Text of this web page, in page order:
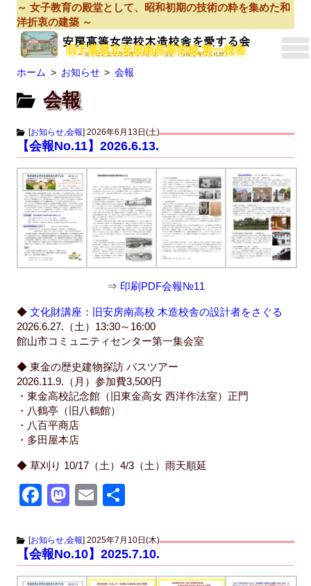
～ 女子教育の殿堂として、昭和初期の技術の粋を集めた和
洋折衷の建築 ～
旧千葉県立安房南高等学校 第一校舎
ホーム お知らせ 会報
会報
[お知らせ,会報] 2026年6月13日(土)
【会報No.11】2026.6.13.
⇒ 印刷PDF会報№11
◆ 文化財講座：旧安房南高校 木造校舎の設計者をさぐる
2026.6.27.（土）13:30～16:00
館山市コミュニティセンター第一集会室
◆ 東金の歴史建物探訪 バスツアー
2026.11.9.（月）参加費3,500円
・東金高校記念館（旧東金高女 西洋作法室）正門
・八鶴亭（旧八鶴館）
・八百平商店
・多田屋本店
◆ 草刈り 10/17（土）4/3（土）雨天順延
F
c
e
M
st
o
E
ail
[お知らせ,会報] 2025年7月10日(木)
【会報No.10】2025.7.10.